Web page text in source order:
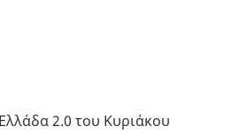
2.0 του Κυριάκου